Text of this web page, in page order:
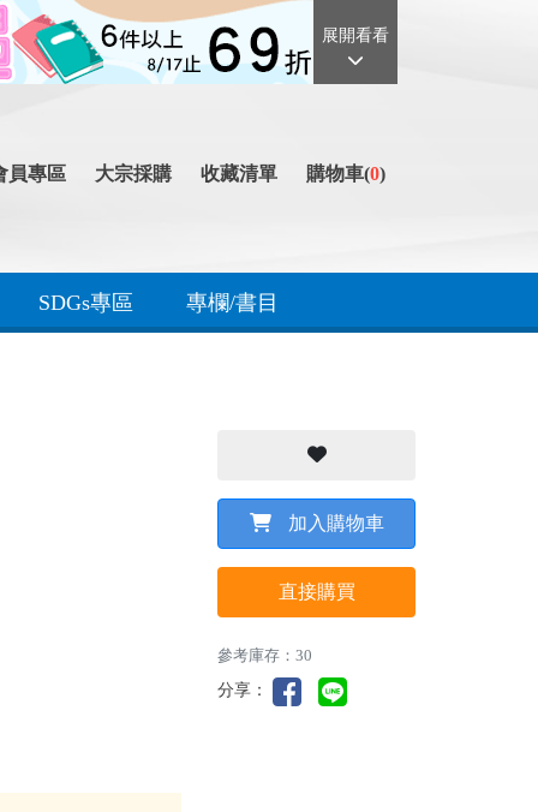
展開看看
員專區 大宗採購 收藏清單 購物車(0)
SDGs專區 專欄/書目
加入購物車
直接購買
參考庫存：30
分享：